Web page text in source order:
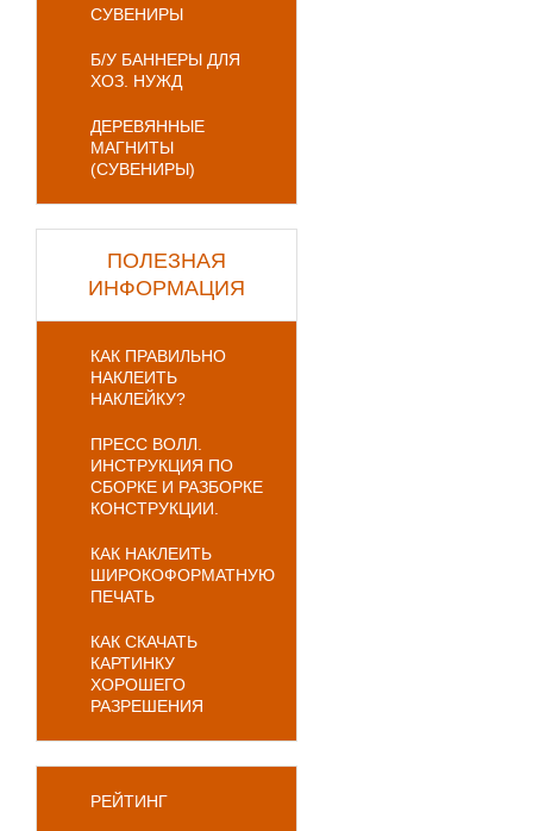
СУВЕНИРЫ
Б/У БАННЕРЫ ДЛЯ
ХОЗ. НУЖД
ДЕРЕВЯННЫЕ
МАГНИТЫ
(СУВЕНИРЫ)
ПОЛЕЗНАЯ
ИНФОРМАЦИЯ
КАК ПРАВИЛЬНО
НАКЛЕИТЬ
НАКЛЕЙКУ?
ПРЕСС ВОЛЛ.
ИНСТРУКЦИЯ ПО
СБОРКЕ И РАЗБОРКЕ
КОНСТРУКЦИИ.
КАК НАКЛЕИТЬ
ШИРОКОФОРМАТНУЮ
ПЕЧАТЬ
КАК СКАЧАТЬ
КАРТИНКУ
ХОРОШЕГО
РАЗРЕШЕНИЯ
РЕЙТИНГ